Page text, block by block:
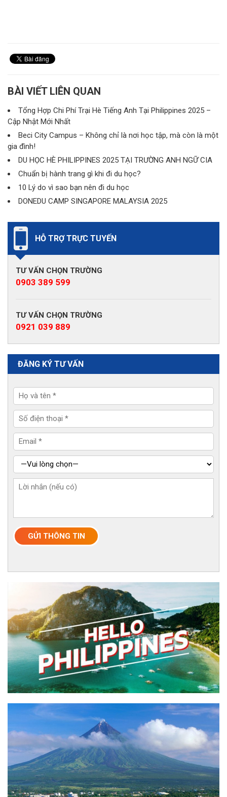
BÀI VIẾT LIÊN QUAN
Tổng Hợp Chi Phí Trại Hè Tiếng Anh Tại Philippines 2025 –
Cập Nhật Mới Nhất
Beci City Campus – Không chỉ là nơi học tập, mà còn là một
gia đình!
DU HỌC HÈ PHILIPPINES 2025 TẠI TRƯỜNG ANH NGỮ CIA
Chuẩn bị hành trang gì khi đi du học?
10 Lý do vì sao bạn nên đi du học
DONEDU CAMP SINGAPORE MALAYSIA 2025
HỖ TRỢ TRỰC TUYẾN
TƯ VẤN CHỌN TRƯỜNG
0903 389 599
TƯ VẤN CHỌN TRƯỜNG
0921 039 889
ĐĂNG KÝ TƯ VẤN